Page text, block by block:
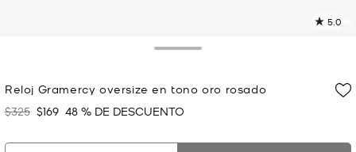
5.0
Reloj Gramercy oversize en tono oro rosado
Era
$325 Ahora
$169 48 % DE DESCUENTO